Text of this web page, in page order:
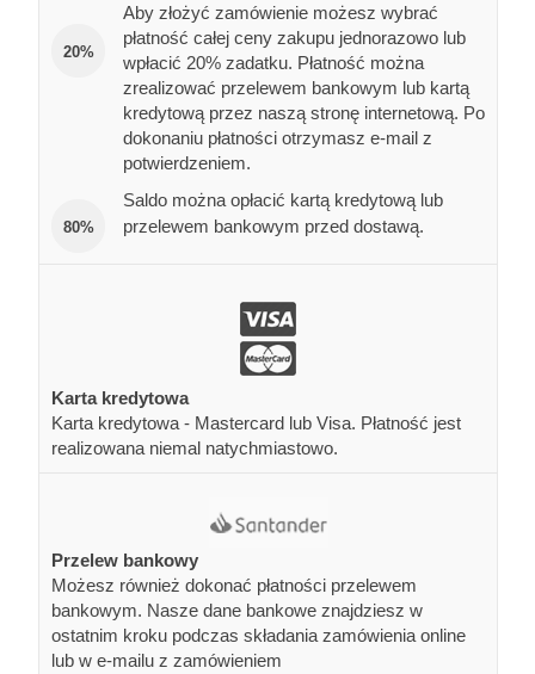
20%
Aby złożyć zamówienie możesz wybrać
płatność całej ceny zakupu jednorazowo lub
wpłacić 20% zadatku. Płatność można
zrealizować przelewem bankowym lub kartą
kredytową przez naszą stronę internetową. Po
dokonaniu płatności otrzymasz e-mail z
potwierdzeniem.
80%
Saldo można opłacić kartą kredytową lub
przelewem bankowym przed dostawą.
Karta kredytowa
Karta kredytowa - Mastercard lub Visa. Płatność jest
realizowana niemal natychmiastowo.
Przelew bankowy
Możesz również dokonać płatności przelewem
bankowym. Nasze dane bankowe znajdziesz w
ostatnim kroku podczas składania zamówienia online
lub w e-mailu z zamówieniem